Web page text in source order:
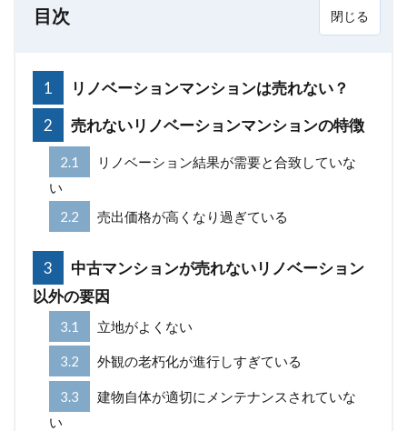
目次
1
リノベーションマンションは売れない？
2
売れないリノベーションマンションの特徴
2.1
リノベーション結果が需要と合致していな
い
2.2
売出価格が高くなり過ぎている
3
中古マンションが売れないリノベーション
以外の要因
3.1 立地がよくない
3.2 外観の老朽化が進行しすぎている
3.3
建物自体が適切にメンテナンスされていな
い